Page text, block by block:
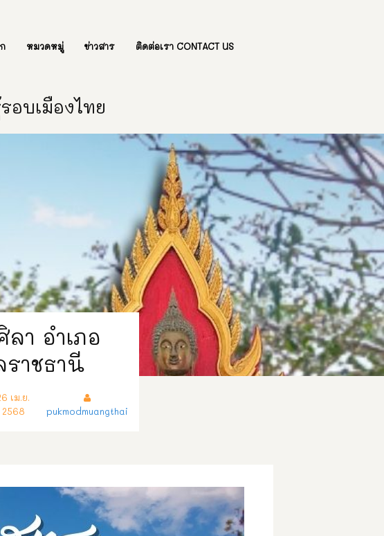
หมวดหมู่ ข่าวสาร ติดต่อเรา CONTACT US
อบเมืองไทย
า อำเภอ
าชธานี
เม.ย.
2568
pukmodmuangthai